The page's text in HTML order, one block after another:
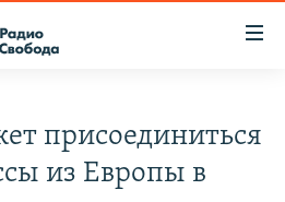
присоединиться
из Европы в